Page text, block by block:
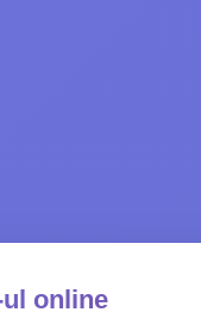
online